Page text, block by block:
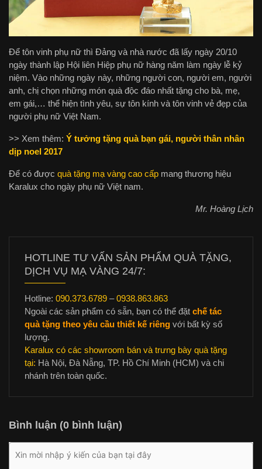
Để tôn vinh phụ nữ thì Đảng và nhà nước đã lấy ngày 20/10
ngày thành lập Hội liên Hiệp phụ nữ hàng năm làm ngày lễ kỷ
niệm. Vào những ngày này, những người con, người em, người
anh, chị chọn những món quà độc đáo nhất tặng cho bà, mẹ,
em gái,… thể hiện tình yêu, sự tôn kính và tôn vinh vẻ đẹp của
người phụ nữ Việt Nam.
>> Xem thêm: Ý tưởng tặng quà bạn gái, người thân nhân
dịp noel 2017
Để có được quà tặng mạ vàng cao cấp mang thương hiệu
Karalux cho ngày phụ nữ Việt nam.
Mr. Hoàng Lịch
HOTLINE TƯ VẤN SẢN PHẨM QUÀ TẶNG,
DỊCH VỤ MẠ VÀNG 24/7:
Hotline: 090.373.6789 –0938.863.863
Ngoài các sản phẩm có sẵn, bạn có thể đặt chế tác
quà tặng theo yêu cầu thiết kế riêng với bất kỳ số
lượng.
Karalux có các showroom bán và trưng bày quà tặng
tại: Hà Nội, Đà Nẵng, TP. Hồ Chí Minh (HCM) và chi
nhánh trên toàn quốc.
Bình luận (0 bình luận)